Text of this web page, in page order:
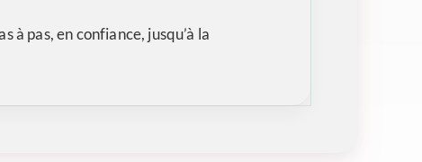
à pas, en confiance, jusqu’à la